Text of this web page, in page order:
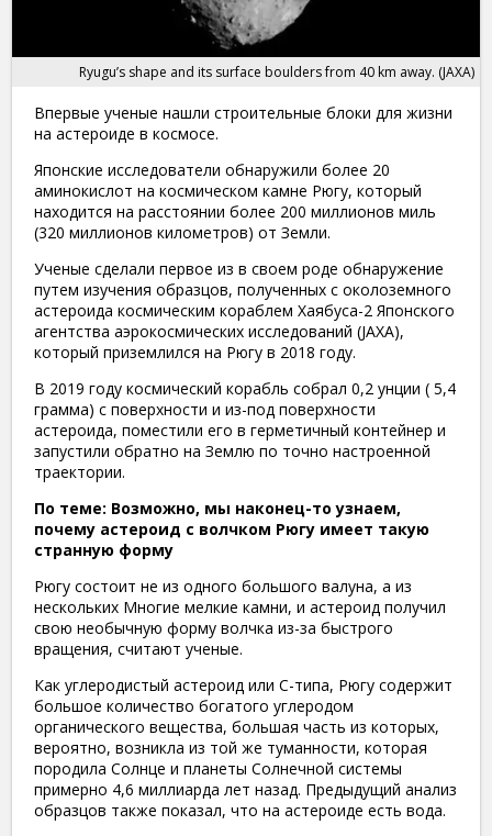
Ryugu’s shape and its surface boulders from 40 km away. (JAXA)
Впервые ученые нашли строительные блоки для жизни
на астероиде в космосе.
Японские исследователи обнаружили более 20
аминокислот на космическом камне Рюгу, который
находится на расстоянии более 200 миллионов миль
(320 миллионов километров) от Земли.
Ученые сделали первое из в своем роде обнаружение
путем изучения образцов, полученных с околоземного
астероида космическим кораблем Хаябуса-2 Японского
агентства аэрокосмических исследований (JAXA),
который приземлился на Рюгу в 2018 году.
В 2019 году космический корабль собрал 0,2 унции ( 5,4
грамма) с поверхности и из-под поверхности
астероида, поместили его в герметичный контейнер и
запустили обратно на Землю по точно настроенной
траектории.
По теме: Возможно, мы наконец-то узнаем,
почему астероид с волчком Рюгу имеет такую ​​
странную форму
Рюгу состоит не из одного большого валуна, а из
нескольких Многие мелкие камни, и астероид получил
свою необычную форму волчка из-за быстрого
вращения, считают ученые.
Как углеродистый астероид или C-типа, Рюгу содержит
большое количество богатого углеродом
органического вещества, большая часть из которых,
вероятно, возникла из той же туманности, которая
породила Солнце и планеты Солнечной системы
примерно 4,6 миллиарда лет назад. Предыдущий анализ
образцов также показал, что на астероиде есть вода.